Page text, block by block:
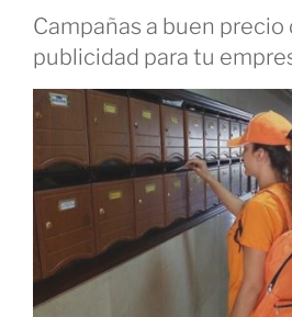
Campañas a buen
publicidad para tu